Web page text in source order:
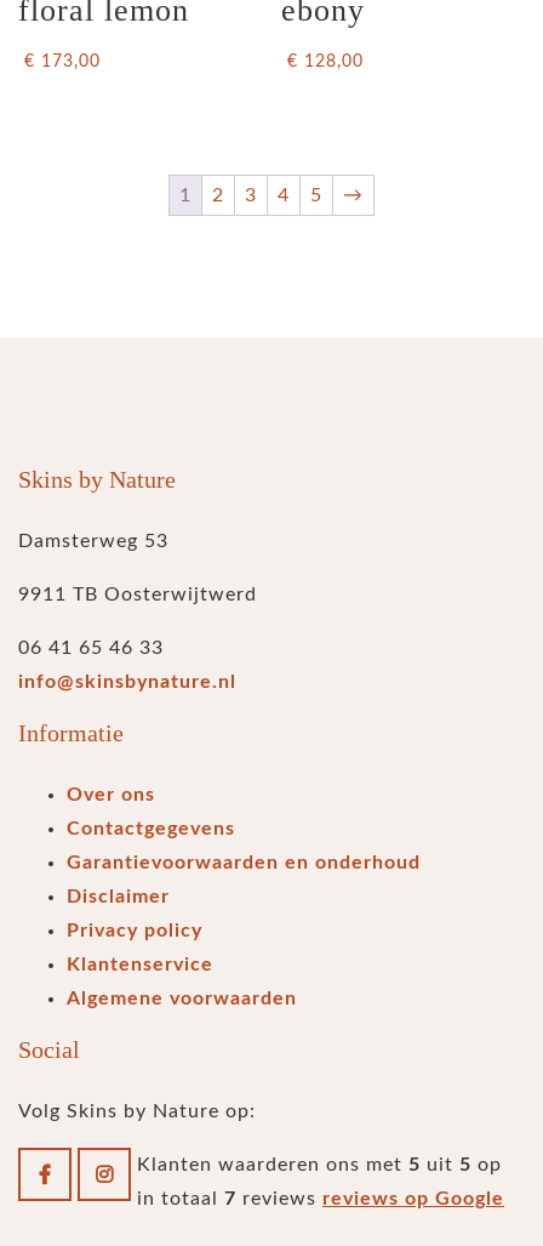
floral lemon
€ 173,00
ebony
€ 128,00
1 2 3 4 5 →
Skins by Nature
Damsterweg 53
9911 TB Oosterwijtwerd
06 41 65 46 33
info@skinsbynature.nl
Informatie
Over ons
Contactgegevens
Garantievoorwaarden en onderhoud
Disclaimer
Privacy policy
Klantenservice
Algemene voorwaarden
Social
Volg Skins by Nature op:
Klanten waarderen ons met 5 uit 5 op
in totaal 7 reviews reviews op Google